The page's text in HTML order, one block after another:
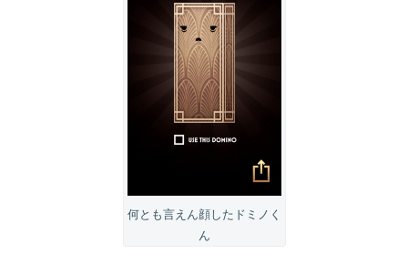
何とも言えん顔したドミノく
ん